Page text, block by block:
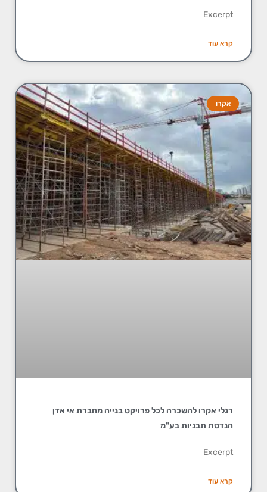
Excerpt
קרא עוד
אקרו
רגלי אקרו להשכרה לכל פרויקט בנייה מחברת אי אדן
הנדסת תבניות בע"מ
Excerpt
קרא עוד